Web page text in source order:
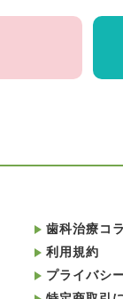
歯科治療コ
利用規約
プライバシ